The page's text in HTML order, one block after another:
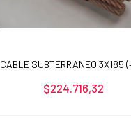
CABLE SUBTERRANEO 3X185
$224.716,32